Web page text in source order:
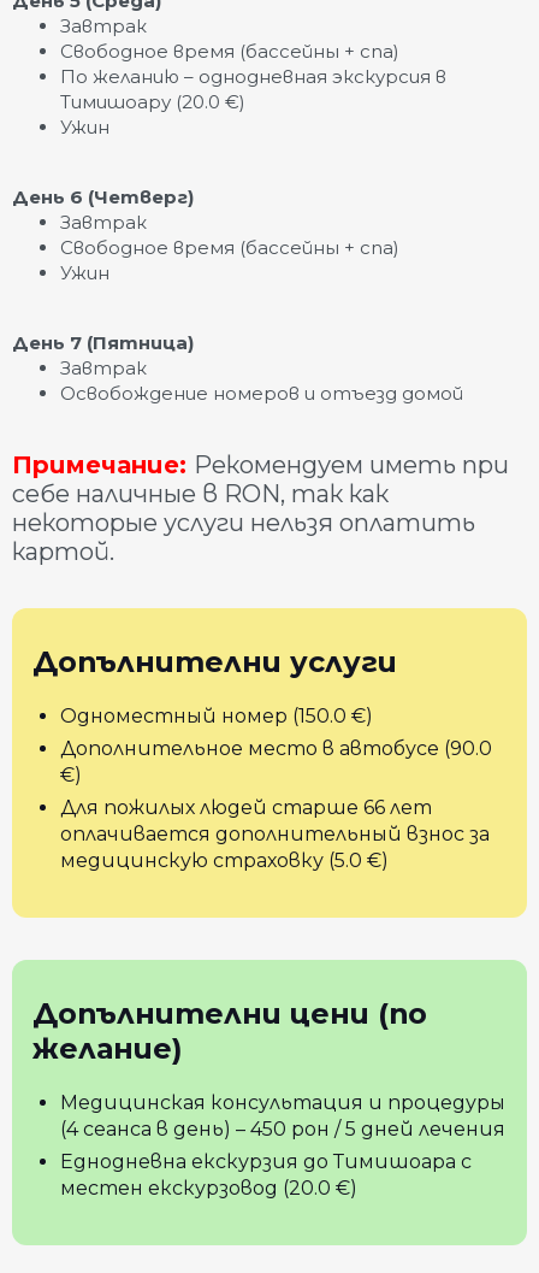
Завтрак
Свободное время (бассейны + спа)
По желанию – однодневная экскурсия в
Тимишоару (20.0 €)
Ужин
День 6 (Четверг)
Завтрак
Свободное время (бассейны + спа)
Ужин
День 7 (Пятница)
Завтрак
Освобождение номеров и отъезд домой
Примечание: Рекомендуем иметь при
себе наличные в RON, так как
некоторые услуги нельзя оплатить
картой.
Допълнителни услуги
Одноместный номер (150.0 €)
Дополнительное место в автобусе (90.0
€)
Для пожилых людей старше 66 лет
оплачивается дополнительный взнос за
медицинскую страховку (5.0 €)
Допълнителни цени (по
желание)
Медицинская консультация и процедуры
(4 сеанса в день) – 450 рон / 5 дней лечения
Еднодневна екскурзия до Тимишоара с
местен екскурзовод (20.0 €)